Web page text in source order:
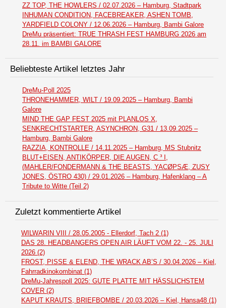
ZZ TOP, THE HOWLERS / 02.07.2026 – Hamburg, Stadtpark
INHUMAN CONDITION, FACEBREAKER, ASHEN TOMB,
YARDFIELD COLONY / 12.06.2026 – Hamburg, Bambi Galore
DreMu präsentiert: TRUE THRASH FEST HAMBURG 2026 am
28.11. im BAMBI GALORE
Beliebteste Artikel letztes Jahr
DreMu-Poll 2025
THRONEHAMMER, WILT / 19.09.2025 – Hamburg, Bambi
Galore
MIND THE GAP FEST 2025 mit PLANLOS X,
SENKRECHTSTARTER, ASYNCHRON, G31 / 13.09.2025 –
Hamburg, Bambi Galore
RAZZIA, KONTROLLE / 14.11.2025 – Hamburg, MS Stubnitz
BLUT+EISEN, ANTIKÖRPER, DIE AUGEN, C ³ I,
(MAHLER/FONDERMANN & THE BEASTS, YACØPSÆ, ZUSY
JONES, ÖSTRO 430) / 29.01.2026 – Hamburg, Hafenklang – A
Tribute to Witte (Teil 2)
Zuletzt kommentierte Artikel
WILWARIN VIII / 28.05.2005 - Ellerdorf, Tach 2 (1)
DAS 28. HEADBANGERS OPEN AIR LÄUFT VOM 22. - 25. JULI
2026 (2)
FROST, PISSE & ELEND, THE WRACK AB’S / 30.04.2026 – Kiel,
Fahrradkinokombinat (1)
DreMu-Jahrespoll 2025: GUTE PLATTE MIT HÄSSLICHSTEM
COVER (2)
KAPUT KRAUTS, BRIEFBOMBE / 20.03.2026 – Kiel, Hansa48 (1)